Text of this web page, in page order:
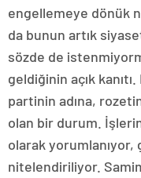
engellemeye dönük
da bunun artık
sözde de
geldiğinin açık
partinin adına,
olan bir durum.
olarak
nitelendiriliyor.